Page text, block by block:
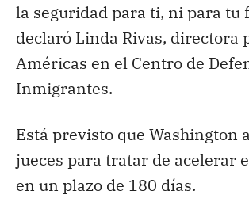
la seguridad para ti, ni para tu
declaró Linda Rivas, directora
Américas en el Centro de
Inmigrantes.
Está previsto que Washington
jueces para tratar de acelerar
en un plazo de 180 días.